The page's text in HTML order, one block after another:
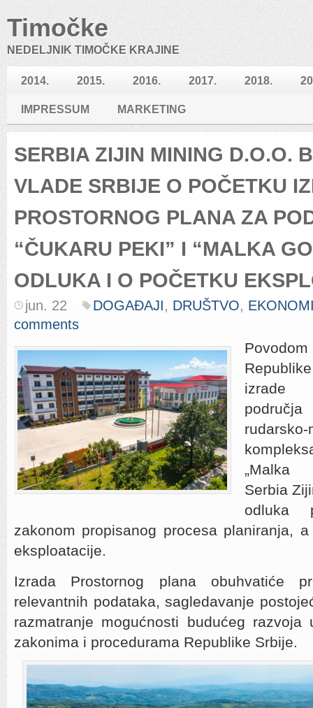
Timočke
NEDELJNIK TIMOČKE KRAJINE
2014. 2015. 2016. 2017. 2018.
IMPRESSUM MARKETING
SERBIA ZIJIN MINING D.O.O.
VLADE SRBIJE O POČETKU
PROSTORNOG PLANA ZA
“ČUKARU PEKI” I “MALKA
ODLUKA I O POČETKU
jun. 22 DOGAĐAJI, DRUŠTVO,
comments
izrade
rudarsko-
„Malka
Serbia
odluka
zakonom propisanog procesa planiranja,
eksploatacije.
Izrada Prostornog plana obuhvatiće
relevantnih podataka, sagledavanje
razmatranje mogućnosti budućeg
zakonima i procedurama Republike Srbije.